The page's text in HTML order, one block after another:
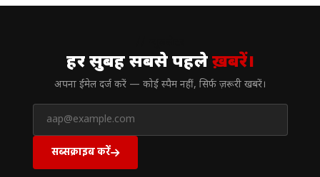
हर सुबह सबसे पहलेख़बरें।
अपना ईमेल दर्ज करें — कोई स्पैम नहीं, सिर्फ ज़रूरी खबरें।
सब्सक्राइब करें